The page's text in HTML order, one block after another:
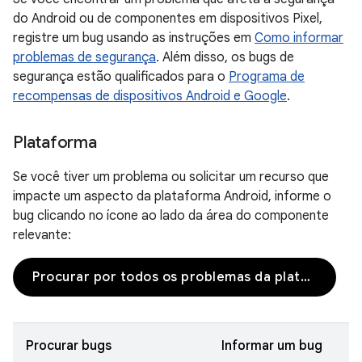
do Android ou de componentes em dispositivos Pixel,
registre um bug usando as instruções em Como informar
problemas de segurança. Além disso, os bugs de
segurança estão qualificados para o Programa de
recompensas de dispositivos Android e Google.
Plataforma
Se você tiver um problema ou solicitar um recurso que
impacte um aspecto da plataforma Android, informe o
bug clicando no ícone ao lado da área do componente
relevante:
Procurar por todos os problemas da plataforma
Procurar bugs Informar um bug